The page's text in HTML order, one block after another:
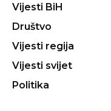
Vijesti BiH
Društvo
Vijesti regija
Vijesti svijet
Politika